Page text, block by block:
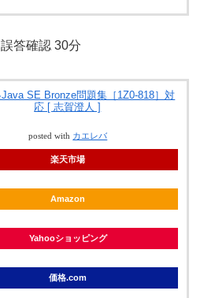
答確認 30分
SE Bronze問題集［1Z0-818］対
応 [ 志賀澄人 ]
posted with カエレバ
楽天市場
Amazon
Yahooショッピング
価格.com